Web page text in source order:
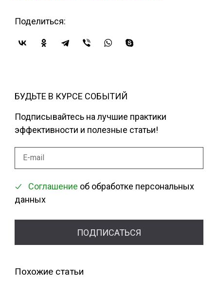
Поделиться:
БУДЬТЕ В КУРСЕ СОБЫТИЙ
Подписывайтесь на лучшие практики
эффективности и полезные статьи!
Соглашение об обработке персональных
данных
Похожие статьи